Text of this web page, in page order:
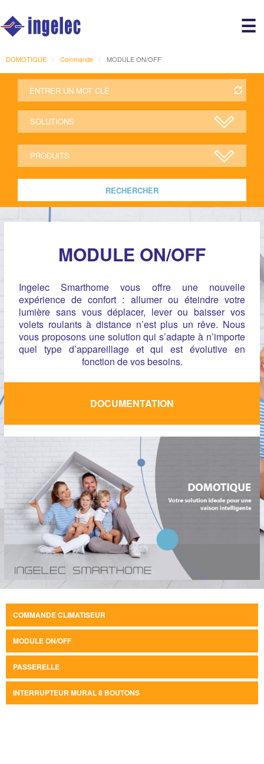
☰
DOMOTIQUE Commande MODULE ON/OFF
RECHERCHER
MODULE ON/OFF
Ingelec Smarthome vous offre une nouvelle
expérience de confort : allumer ou éteindre votre
lumière sans vous déplacer, lever ou baisser vos
volets roulants à distance n’est plus un rêve. Nous
vous proposons une solution qui s’adapte à n’importe
quel type d’appareillage et qui est évolutive en
fonction de vos besoins.
DOCUMENTATION
COMMANDE CLIMATISEUR
MODULE ON/OFF
PASSERELLE
INTERRUPTEUR MURAL 8 BOUTONS